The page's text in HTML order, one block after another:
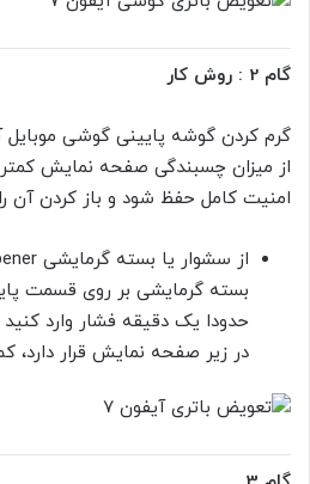
گام 2 : روش کار
از میزان چسبندگی صفحه نمایش
امنیت کامل حفظ شود و باز کردن آن
حدودا یک دقیقه فشار وارد
در زیر صفحه نمایش قرار دارد،